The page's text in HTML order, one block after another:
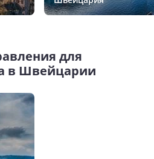
для
в Швейцарии